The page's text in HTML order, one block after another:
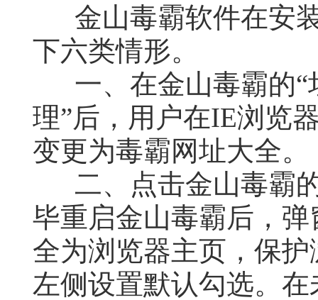
金山毒霸软件在安
下六类情形。
一、在金山毒霸的
理”后，用户在IE浏览
变更为毒霸网址大全。
二、点击金山毒霸
毕重启金山毒霸后，
全为浏览器主页，保
左侧设置默认勾选。